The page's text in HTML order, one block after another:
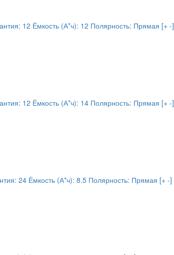
12 Ёмкость (А*ч): 12 Полярность: Прямая [+ -]
12 Ёмкость (А*ч): 14 Полярность: Прямая [+ -]
24 Ёмкость (А*ч): 8.5 Полярность: Прямая [+ -]